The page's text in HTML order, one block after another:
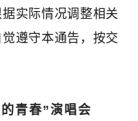
实际情况调整相关
遵守本通告，按交
青春”演唱会